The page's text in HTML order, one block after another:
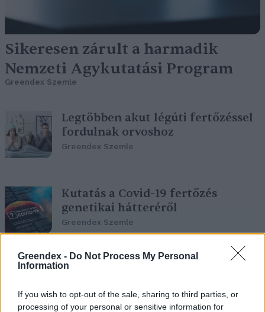
Greendex - Do Not Process My Personal
Information
If you wish to opt-out of the sale, sharing to third parties, or
processing of your personal or sensitive information for
Sikeresen zárult a harmadik
Nemzeti Agykutatási Program
Greendex Szemle
Legtöbben akut légúti fertőzéssel
fordulnak orvoshoz
Greendex Szemle
Kutatás a Covid-19 fertőzés
genetikai hátteréről
Greendex Szemle
Szokatlan tünet jelentkezhet a
Greendex Szemle